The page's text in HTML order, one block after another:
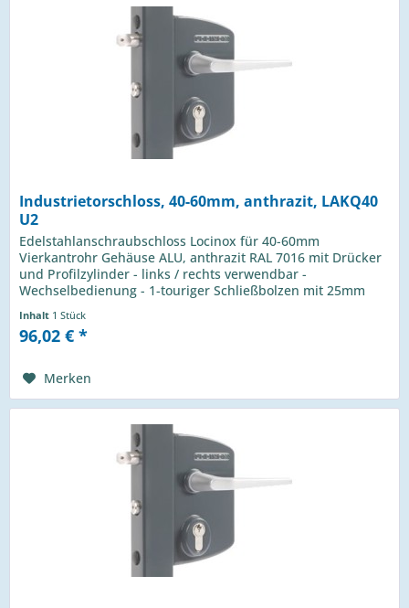
Industrietorschloss, 40-60mm, anthrazit, LAKQ40
U2
Edelstahlanschraubschloss Locinox für 40-60mm
Vierkantrohr Gehäuse ALU, anthrazit RAL 7016 mit Drücker
und Profilzylinder - links / rechts verwendbar -
Wechselbedienung - 1-touriger Schließbolzen mit 25mm
Inhalt 1 Stück
96,02 € *
Merken